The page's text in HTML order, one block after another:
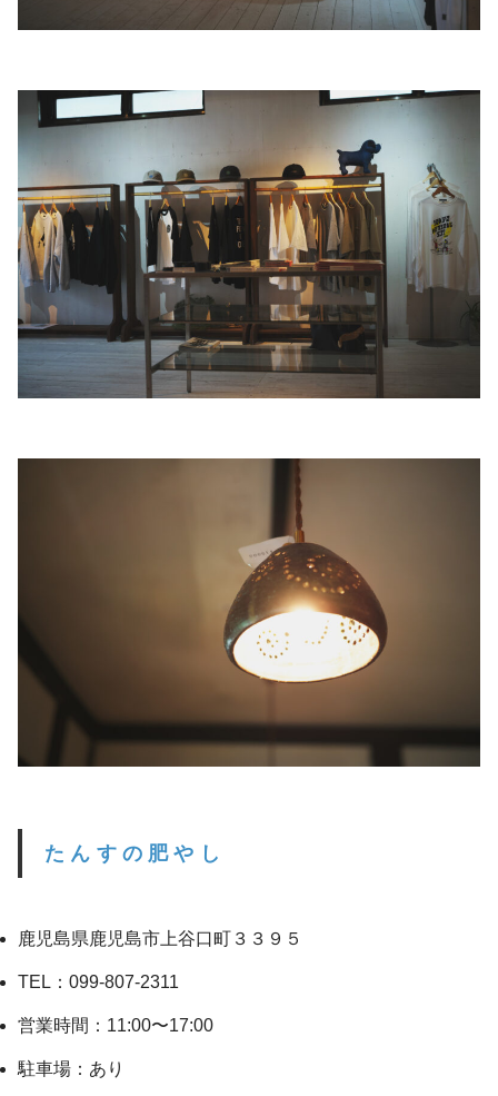
たんすの肥やし
鹿児島県鹿児島市上谷口町３３９５
TEL：099-807-2311
営業時間：11:00〜17:00
駐車場：あり